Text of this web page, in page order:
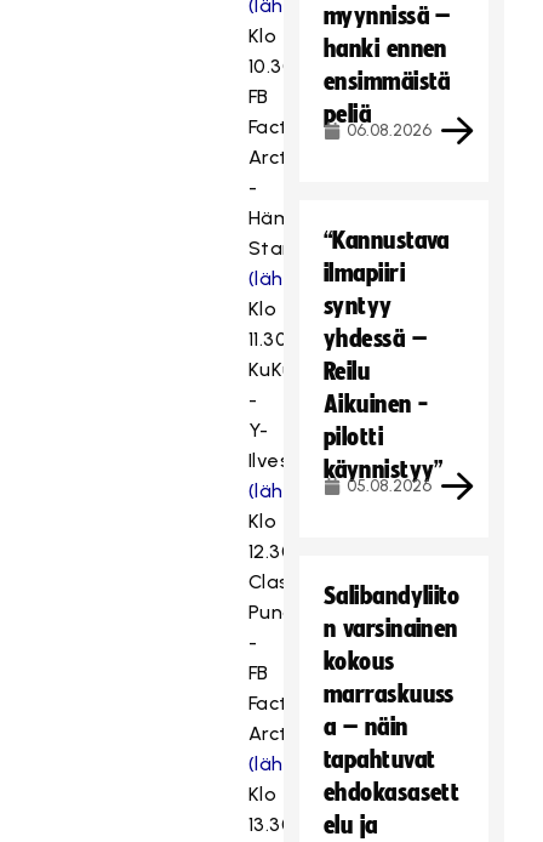
(lähetykseen)
Klo
10.30
FB
Factor
Arctic
-
Häme
Stars
(lähetykseen)
Klo
11.30
KuKu
-
Y-
Ilves
(lähetykseen)
Klo
12.30
Classic
Punainen
-
FB
Factor
Arctic
(lähetykseen)
Klo
13.30
myynnissä –
hanki ennen
ensimmäistä
peliä
06.08.2026
“Kannustava
ilmapiiri
syntyy
yhdessä –
Reilu
Aikuinen -
pilotti
käynnistyy”
05.08.2026
Salibandyliito
n varsinainen
kokous
marraskuuss
a – näin
tapahtuvat
ehdokasasett
elu ja